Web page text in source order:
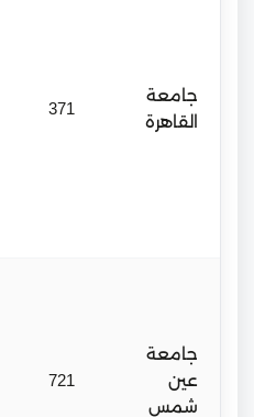
جامعة
القاهرة
371
جامعة
عين
شمس
721